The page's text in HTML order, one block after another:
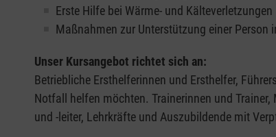
Erste Hilfe bei Wärme- und Kälteverletzungen
Maßnahmen zur Unterstützung einer Person
Unser Kursangebot richtet sich an:
Betriebliche Ersthelferinnen und Ersthelfer,
Notfall helfen möchten. Trainerinnen und
und -leiter, Lehrkräfte und Auszubildende mit